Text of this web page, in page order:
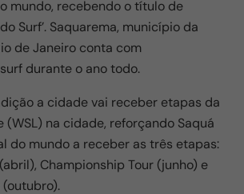
mundo, recebendo o título de
Surf’. Saquarema, município da
de Janeiro conta com
durante o ano todo.
a cidade vai receber etapas da
(WSL) na cidade, reforçando Saquá
do mundo a receber as três etapas:
Championship Tour (junho) e
(outubro).